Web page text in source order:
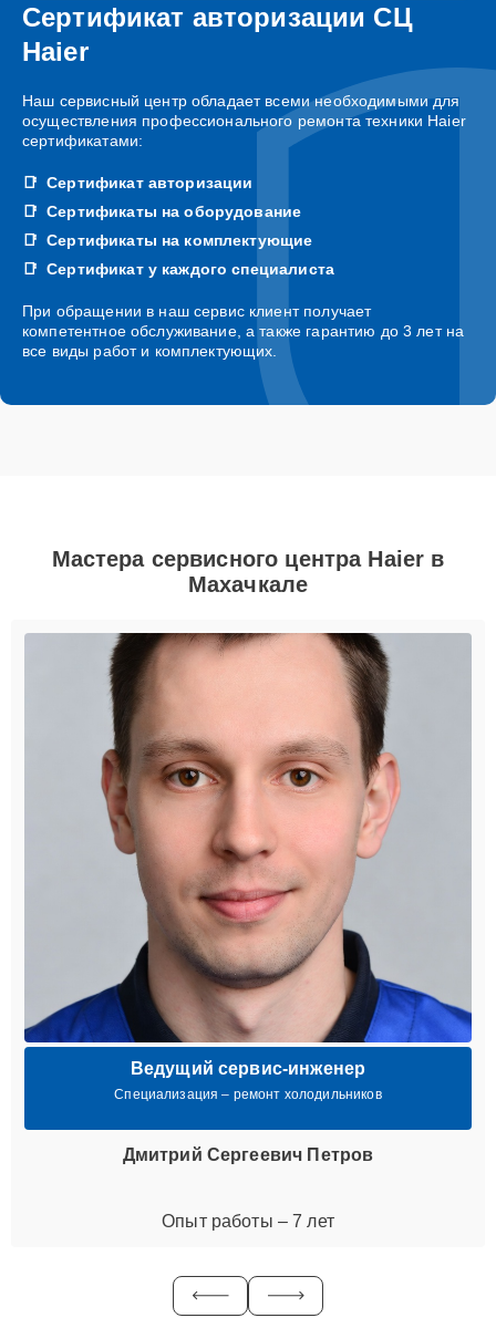
Сертификат авторизации СЦ
Haier
Наш сервисный центр обладает всеми необходимыми для
осуществления профессионального ремонта техники Haier
сертификатами:
Сертификат авторизации
Сертификаты на оборудование
Сертификаты на комплектующие
Сертификат у каждого специалиста
При обращении в наш сервис клиент получает
компетентное обслуживание, а также гарантию до 3 лет на
все виды работ и комплектующих.
Мастера сервисного центра Haier в
Махачкале
Ведущий сервис-инженер
Специализация – ремонт холодильников
Дмитрий Сергеевич Петров
Опыт работы – 7 лет